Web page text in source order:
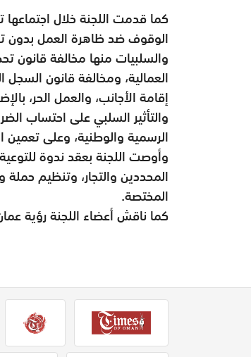
كما قدمت اللجنة خلال
الوقوف ضد ظاهرة العمل بدون
والسلبيات منها مخالفة قانون
العمالية، ومخالفة قانون
إقامة الأجانب، والعمل الحر،
والتأثير السلبي على احتساب
الرسمية والوطنية، وعلى
وأوصت اللجنة بعقد ندوة
المحددين والتجار، وتنظيم
المختصة.
كما ناقش أعضاء اللجنة رؤية عمان 2040م، وما يخص اللجنة في مجال تنظيم سوق